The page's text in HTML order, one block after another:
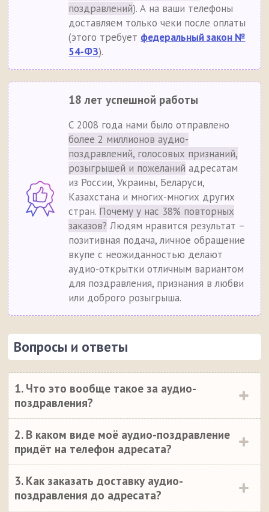
поздравлений). А на ваши телефоны
доставляем только чеки после оплаты
(этого требует федеральный закон №
54-ФЗ).
18 лет успешной работы
С 2008 года нами было отправлено
более 2 миллионов аудио-
поздравлений, голосовых признаний,
розыгрышей и пожеланий адресатам
из России, Украины, Беларуси,
Казахстана и многих-многих других
стран. Почему у нас 38% повторных
заказов? Людям нравится результат –
позитивная подача, личное обращение
вкупе с неожиданностью делают
аудио-открытки отличным вариантом
для поздравления, признания в любви
или доброго розыгрыша.
Вопросы и ответы
1. Что это вообще такое за аудио-
поздравления?
2. В каком виде моё аудио-поздравление
придёт на телефон адресата?
3. Как заказать доставку аудио-
поздравления до адресата?